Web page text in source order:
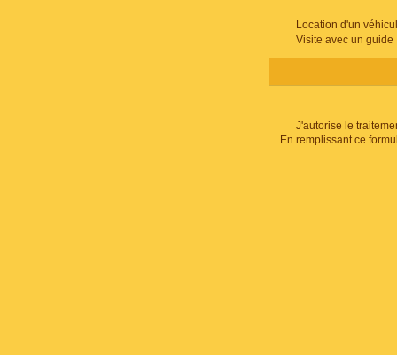
Location d'un
Visite avec un guide
J'autorise le
En remplissant ce